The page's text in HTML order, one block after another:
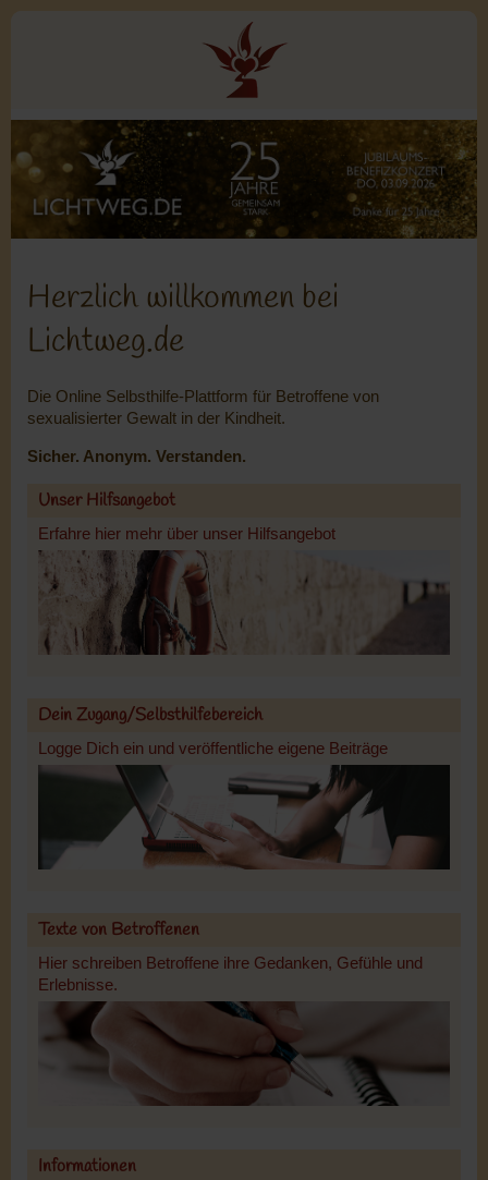
Herzlich willkommen bei
Lichtweg.de
Die Online Selbsthilfe-Plattform für Betroffene von
sexualisierter Gewalt in der Kindheit.
Sicher. Anonym. Verstanden.
Unser Hilfsangebot
Erfahre hier mehr über unser Hilfsangebot
Dein Zugang/Selbsthilfebereich
Logge Dich ein und veröffentliche eigene Beiträge
Texte von Betroffenen
Hier schreiben Betroffene ihre Gedanken, Gefühle und
Erlebnisse.
Informationen